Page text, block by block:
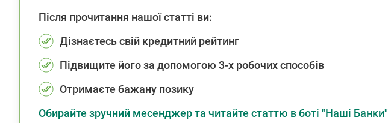
Після прочитання нашої статті ви:
Дізнаєтесь свій кредитний рейтинг
Підвищите його за допомогою 3-х робочих способів
Отримаєте бажану позику
Обирайте зручний месенджер та читайте статтю в боті "Наші Банки"